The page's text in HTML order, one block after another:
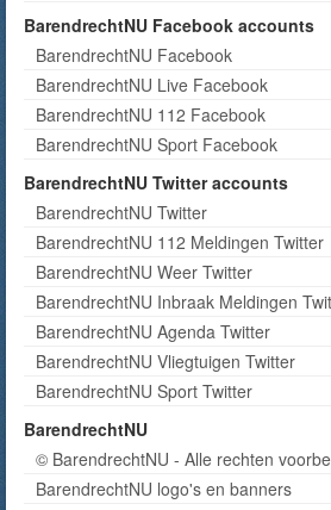
BarendrechtNU Facebook accounts
BarendrechtNU Facebook
BarendrechtNU Live Facebook
BarendrechtNU 112 Facebook
BarendrechtNU Sport Facebook
BarendrechtNU Twitter accounts
BarendrechtNU Twitter
BarendrechtNU 112 Meldingen Twitter
BarendrechtNU Weer Twitter
BarendrechtNU Inbraak Meldingen
BarendrechtNU Agenda Twitter
BarendrechtNU Vliegtuigen Twitter
BarendrechtNU Sport Twitter
BarendrechtNU
© BarendrechtNU - Alle rechten
BarendrechtNU logo's en banners